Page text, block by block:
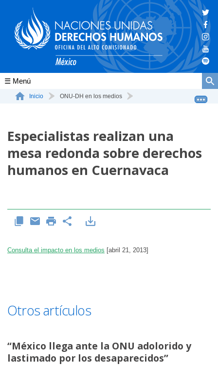
Conócenos
La ONU-DH en México
Vacantes ONU-DH México
ONU-DH en el tiempo
Inicio ONU-DH en los medios
Especialistas realizan una
mesa redonda sobre derechos
humanos en Cuernavaca
Consulta el impacto en los medios [abril 21, 2013]
Otros artículos
“México llega ante la ONU adolorido y
lastimado por los desaparecidos”